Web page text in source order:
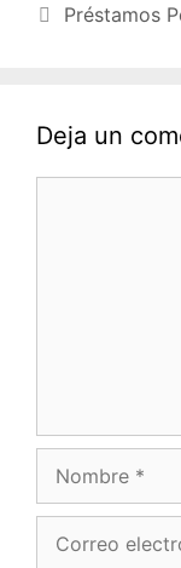
Préstamos
Deja un
electrónico